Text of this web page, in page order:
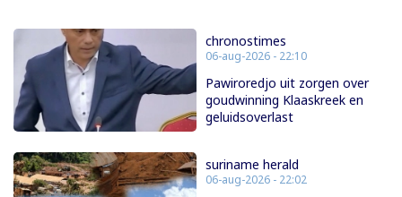
chronostimes
06-aug-2026 - 22:10
Pawiroredjo uit zorgen over
goudwinning Klaaskreek en
geluidsoverlast
suriname herald
06-aug-2026 - 22:02